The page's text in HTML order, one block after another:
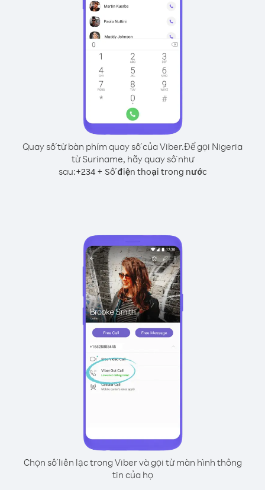
Quay số từ bàn phím quay số của Viber.Để gọi Nigeria
từ Suriname, hãy quay số như
sau:+234+ Số điện thoại trong nước
Chọn số liên lạc trong Viber và gọi từ màn hình thông
tin của họ